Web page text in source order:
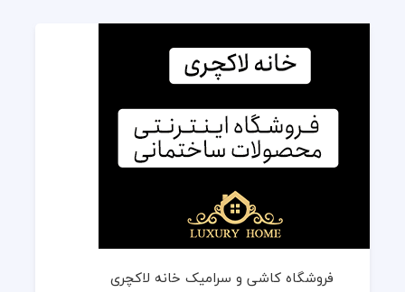
فروشگاه کاشی و سرامیک خانه لاکچری